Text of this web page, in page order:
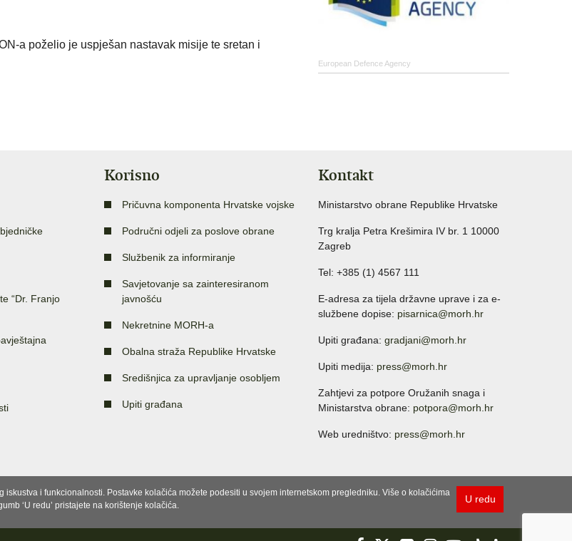
a poželio je uspješan nastavak misije te sretan i
European Defence Agency
“Dr. Franjo
Korisno
Pričuvna komponenta Hrvatske vojske
Područni odjeli za poslove obrane
Službenik za informiranje
Savjetovanje sa zainteresiranom
javnošću
Nekretnine MORH-a
Obalna straža Republike Hrvatske
Središnjica za upravljanje osobljem
Upiti građana
Kontakt
Ministarstvo obrane Republike Hrvatske
Trg kralja Petra Krešimira IV br. 1 10000
Zagreb
Tel: +385 (1) 4567 111
E-adresa za tijela državne uprave i za e-
službene dopise: pisarnica@morh.hr
Upiti građana: gradjani@morh.hr
Upiti medija: press@morh.hr
Zahtjevi za potpore Oružanih snaga i
Ministarstva obrane: potpora@morh.hr
Web uredništvo: press@morh.hr
U redu
i funkcionalnosti. Postavke kolačića možete podesiti u svojem internetskom pregledniku. Više o kolačićima
‘U redu’ pristajete na korištenje kolačića.